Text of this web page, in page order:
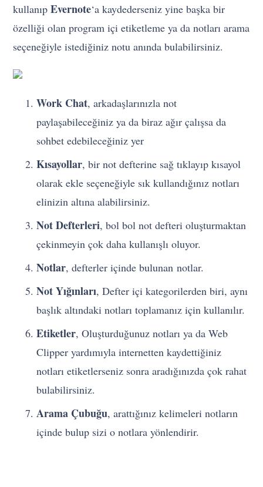
kullanıpEvernote‘a kaydederseniz yine başka bir
özelliği olan program içi etiketleme ya da notları arama
seçeneğiyle istediğiniz notu anında bulabilirsiniz.
Work Chat, arkadaşlarınızla not
paylaşabileceğiniz ya da biraz ağır çalışsa da
sohbet edebileceğiniz yer
Kısayollar, bir not defterine sağ tıklayıp kısayol
olarak ekle seçeneğiyle sık kullandığınız notları
elinizin altına alabilirsiniz.
Not Defterleri, bol bol not defteri oluşturmaktan
çekinmeyin çok daha kullanışlı oluyor.
Notlar, defterler içinde bulunan notlar.
Not Yığınları, Defter içi kategorilerden biri, aynı
başlık altındaki notları toplamanız için kullanılır.
Etiketler, Oluşturduğunuz notları ya da Web
Clipper yardımıyla internetten kaydettiğiniz
notları etiketlerseniz sonra aradığınızda çok rahat
bulabilirsiniz.
Arama Çubuğu, arattığınız kelimeleri notların
içinde bulup sizi o notlara yönlendirir.